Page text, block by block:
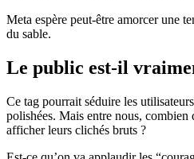
Meta espère peut-être amorcer une
du sable.
Le public est-il
Ce tag pourrait séduire les
polishées. Mais entre nous, combien
afficher leurs clichés bruts ?